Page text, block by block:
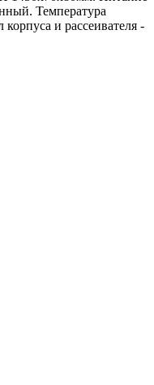
Температура
и рассеивателя -